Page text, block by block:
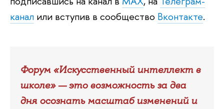
канал или вступив в сообщество контакте.
Форум «Искусственный интеллект
школе» — это возможность за два
дня осознать масштаб изменений и